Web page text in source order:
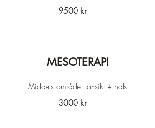
9500 kr
MESOTERAPI
Middels område - ansikt + hals
3000 kr